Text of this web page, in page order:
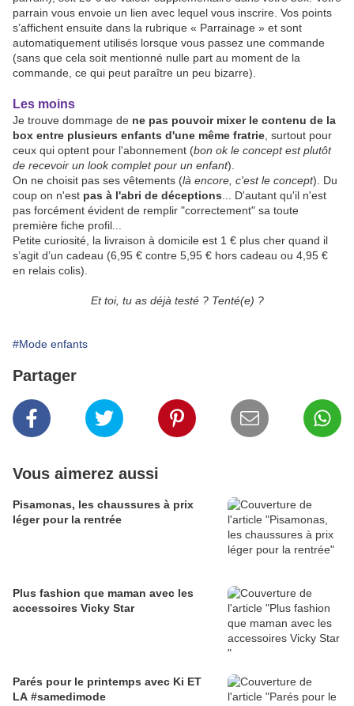
parrain vous envoie un lien avec lequel vous inscrire. Vos points
s’affichent ensuite dans la rubrique « Parrainage » et sont
automatiquement utilisés lorsque vous passez une commande
(sans que cela soit mentionné nulle part au moment de la
commande, ce qui peut paraître un peu bizarre).
Les moins
Je trouve dommage de ne pas pouvoir mixer le contenu de la
box entre plusieurs enfants d'une même fratrie , surtout pour
ceux qui optent pour l'abonnement (bon ok le concept est plutôt
de recevoir un look complet pour un enfant).
On ne choisit pas ses vêtements (là encore, c'est le concept). Du
coup on n'est pas à l'abri de déceptions ... D'autant qu'il n'est
pas forcément évident de remplir "correctement" sa toute
première fiche profil...
Petite curiosité, la livraison à domicile est 1 € plus cher quand il
s’agit d’un cadeau (6,95 € contre 5,95 € hors cadeau ou 4,95 €
en relais colis).
Et toi, tu as déjà testé ? Tenté(e) ?
#Mode enfants
Partager
Vous aimerez aussi
Pisamonas, les chaussures à prix
léger pour la rentrée
Plus fashion que maman avec les
accessoires Vicky Star
Parés pour le printemps avec Ki ET
LA #samedimode